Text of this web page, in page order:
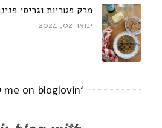
מרק פטריות וגריסי
ינואר 02, 2024
‘Follow me on bloglovin